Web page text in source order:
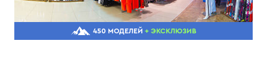
450 МОДЕЛЕЙ + ЭКСКЛЮЗИВ